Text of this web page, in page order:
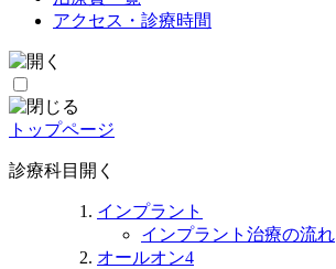
アクセス・診療時間
トップページ
診療科目 開く
インプラント
インプラント治療の流れ
オールオン4